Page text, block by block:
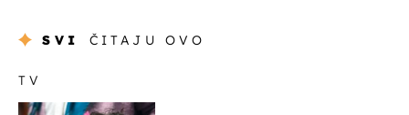
SVI ČITAJU OVO
TV